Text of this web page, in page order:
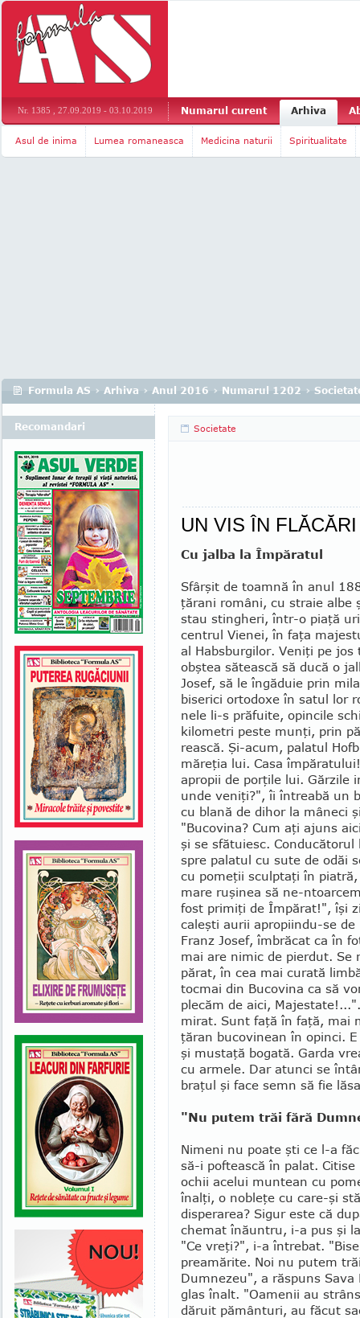
Nr. 1385 , 27.09.2019 - 03.10.2019 Numarul curent Arhiva
Asul de inima Lumea romaneasca Medicina naturii Spiritualitate
Formula AS › Arhiva › Anul 2016 › Numarul 1202 ›
Societate
UN VIS ÎN FLĂCĂRI
Cu jalba la Împăratul
Sfârşit de toamnă în anul
ţărani ro­mâni, cu straie albe
stau stingheri, într-o piaţă
centrul Vienei, în faţa
al Habsburgilor. Veniţi pe
obştea sătească să ducă o
Josef, să le îngă­duie prin
biserici ortodoxe în satul lor
nele li-s prăfuite, opin­cile
kilometri peste munţi, prin
rească. Şi-acum, pala­tul
măreţia lui. Casa
apro­pii de por­ţile lui. Gărzile
unde ve­niţi?", îi întreabă un
cu blană de dihor la mâneci
"Bucovina? Cum aţi ajuns
şi se sfă­tuiesc.
spre palatul cu sute de odăi
cu pomeţii sculptaţi în
mare ruşinea să ne-
fost primiţi de Împărat!", îşi
caleşti aurii apropiindu-se
Franz Josef, îmbrăcat ca în
mai are nimic de pierdut.
părat, în cea mai curată
tocmai din Bu­co­vina ca să
plecăm de aici,
mirat. Sunt faţă în faţă, mai
ţăran buco­vinean în opinci.
şi mustaţă bo­gată. Garda
cu arme­le. Dar atunci se
braţul şi face semn să fie
"Nu putem trăi fără
Nimeni nu poate şti ce l-a
să-i pof­tească în palat.
ochii acelui mun­tean cu
înalţi, o nobleţe cu care-şi
disperarea? Sigur este că
chemat înăuntru, i-a pus şi
"Ce vreţi?", i-a în­trebat.
preamărite. Noi nu putem
Dumnezeu", a răspuns Sava
glas înalt. "Oamenii au
dăruit pământuri, au făcut
Recomandari